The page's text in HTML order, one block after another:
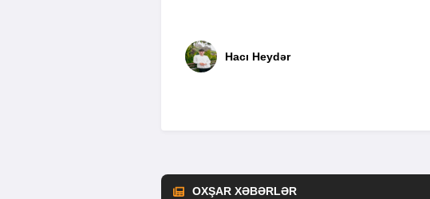
Hacı Heydər
OXŞAR XƏBƏRLƏR